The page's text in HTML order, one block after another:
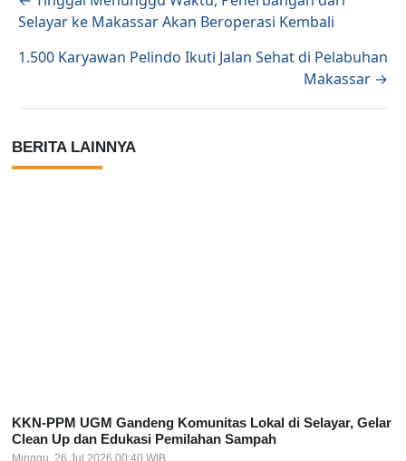
Selayar ke Makassar Akan Beroperasi Kembali
1.500 Karyawan Pelindo Ikuti Jalan Sehat di Pelabuhan
Makassar →
BERITA LAINNYA
KKN-PPM UGM Gandeng Komunitas Lokal di Selayar, Gelar
Clean Up dan Edukasi Pemilahan Sampah
Minggu, 26 Jul 2026 00:40 WIB